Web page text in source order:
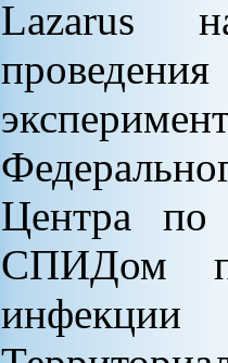
Lazarus
Центра по
СПИДом